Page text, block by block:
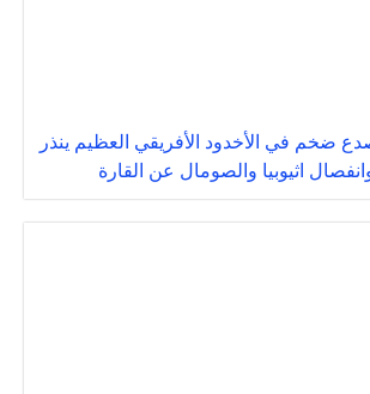
ضخم في الأخدود الأفريقي العظيم ينذر
اثيوبيا والصومال عن القارة